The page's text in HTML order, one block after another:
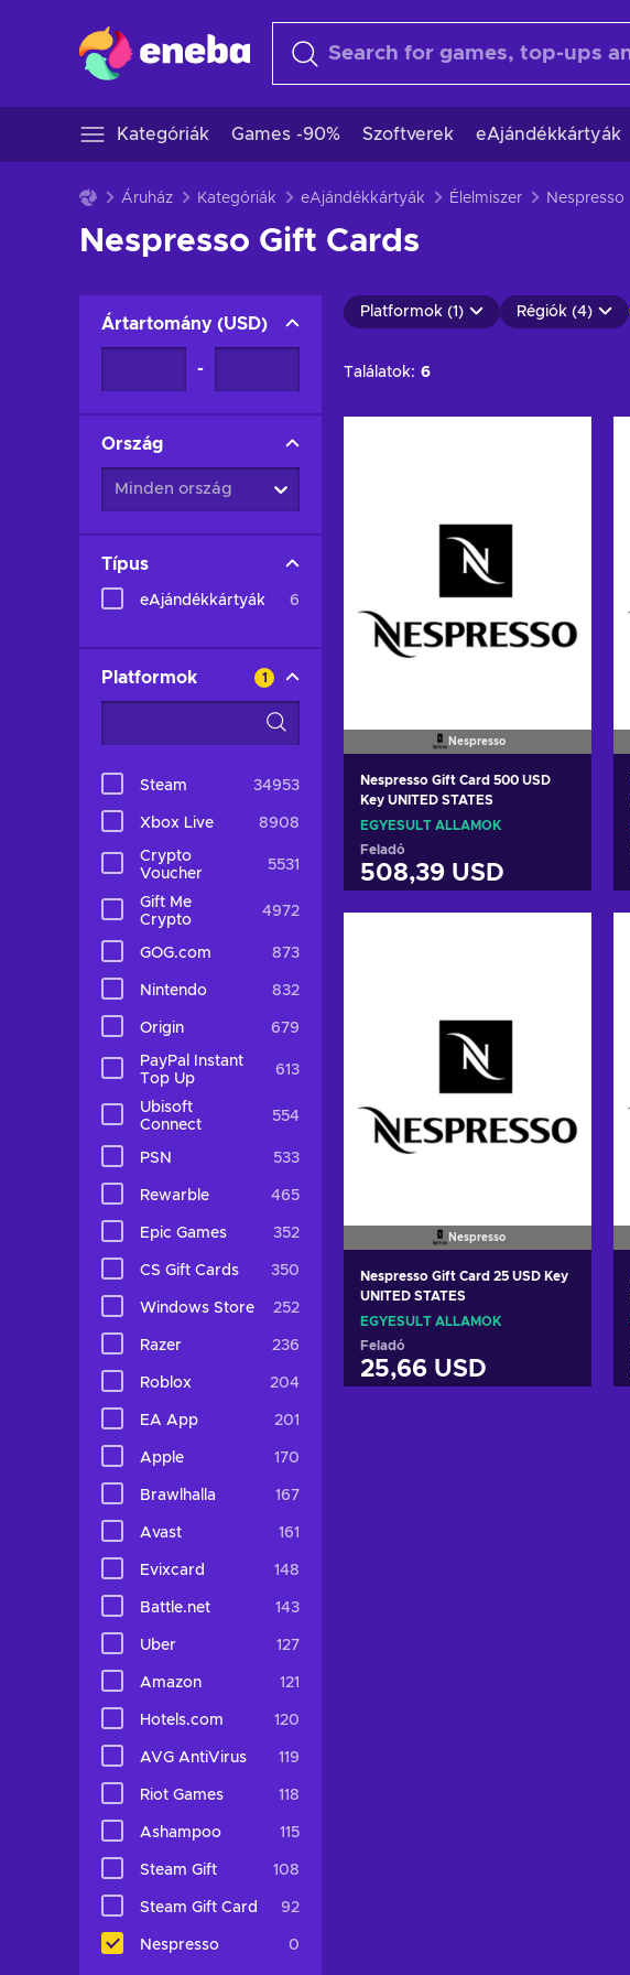
Kategóriák Games -90% Szoftverek eAjándékkártyák
Áruház Kategóriák eAjándékkártyák Élelmiszer Nespresso
Nespresso Gift Cards
Ártartomány (USD)
-
Ország
Minden ország
Típus
eAjándékkártyák 6
Platformok 1
Steam 34953
Xbox Live 8908
Crypto
Voucher
5531
Gift Me
Crypto
4972
GOG.com 873
Nintendo 832
Origin 679
PayPal Instant
Top Up
613
Ubisoft
Connect
554
PSN 533
Rewarble 465
Epic Games 352
CS Gift Cards 350
Windows Store 252
Razer 236
Roblox 204
EA App 201
Apple 170
Brawlhalla 167
Avast 161
Evixcard 148
Battle.net 143
Uber 127
Amazon 121
Hotels.com 120
AVG AntiVirus 119
Riot Games 118
Ashampoo 115
Steam Gift 108
Steam Gift Card 92
Nespresso 0
Platformok (1) Régiók (4)
Találatok: 6
Nespresso
Nespresso Gift Card 500 USD
Key UNITED STATES
EGYESÜLT ÁLLAMOK
Feladó
508,39 USD
Nespresso
Nespresso Gift Card 25 USD Key
UNITED STATES
EGYESÜLT ÁLLAMOK
Feladó
25,66 USD